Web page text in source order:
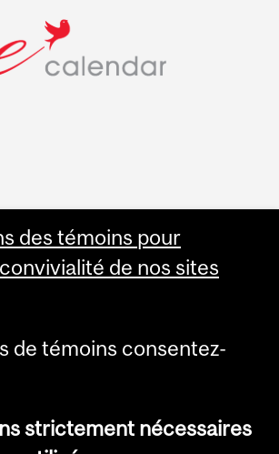
Links
Contact
des témoins pour
de nos sites
de témoins consentez-
strictement nécessaires